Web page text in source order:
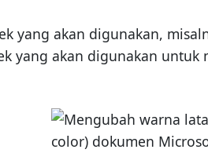
yang akan digunakan,
yang akan digunakan